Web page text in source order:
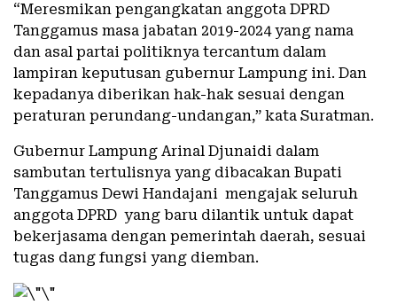
“Meresmikan pengangkatan anggota DPRD
Tanggamus masa jabatan 2019-2024 yang nama
dan asal partai politiknya tercantum dalam
lampiran keputusan gubernur Lampung ini. Dan
kepadanya diberikan hak-hak sesuai dengan
peraturan perundang-undangan,” kata Suratman.
Gubernur Lampung Arinal Djunaidi dalam
sambutan tertulisnya yang dibacakan Bupati
Tanggamus Dewi Handajani mengajak seluruh
anggota DPRD yang baru dilantik untuk dapat
bekerjasama dengan pemerintah daerah, sesuai
tugas dang fungsi yang diemban.